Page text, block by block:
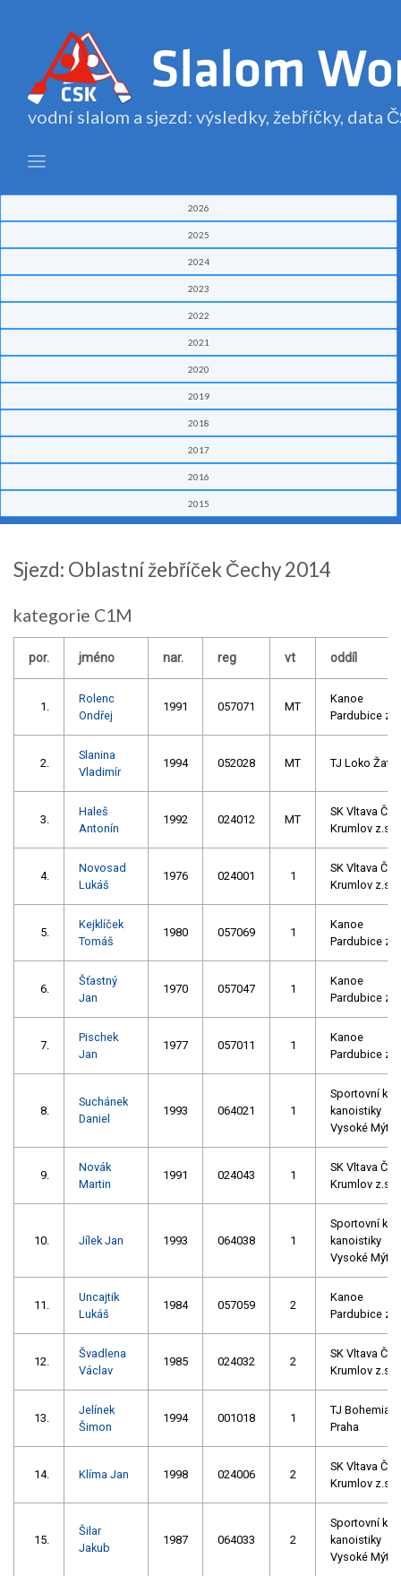
vodní slalom a sjezd: výsledky, žebříčky, data
2026
2025
2024
2023
2022
2021
2020
2019
2018
2017
2016
2015
Sjezd: Oblastní žebříček Čechy 2014
kategorie C1M
por. jméno nar. reg vt oddíl
1.
Rolenc
Ondřej
1991 057071 MT
Kanoe
Pardubice
2.
Slanina
Vladimír
1994 052028 MT TJ Loko
3.
Haleš
Antonín
1992 024012 MT
SK Vltava Č.
Krumlov z.s.
4.
Novosad
Lukáš
1976 024001 1
SK Vltava Č.
Krumlov z.s.
5.
Kejklíček
Tomáš
1980 057069 1
Kanoe
Pardubice
6.
Šťastný
Jan
1970 057047 1
Kanoe
Pardubice
7.
Pischek
Jan
1977 057011 1
Kanoe
Pardubice
8.
Suchánek
Daniel
1993 064021 1
Sportovní
kanoistiky
Vysoké Mýto
9.
Novák
Martin
1991 024043 1
SK Vltava Č.
Krumlov z.s.
10. Jílek Jan 1993 064038 1
Sportovní
kanoistiky
Vysoké Mýto
11.
Uncajtik
Lukáš
1984 057059 2
Kanoe
Pardubice
12.
Švadlena
Václav
1985 024032 2
SK Vltava Č.
Krumlov z.s.
13.
Jelínek
Šimon
1994 001018 1
TJ
Praha
14. Klíma Jan 1998 024006 2
SK Vltava Č.
Krumlov z.s.
15.
Šilar
Jakub
1987 064033 2
Sportovní
kanoistiky
Vysoké Mýto